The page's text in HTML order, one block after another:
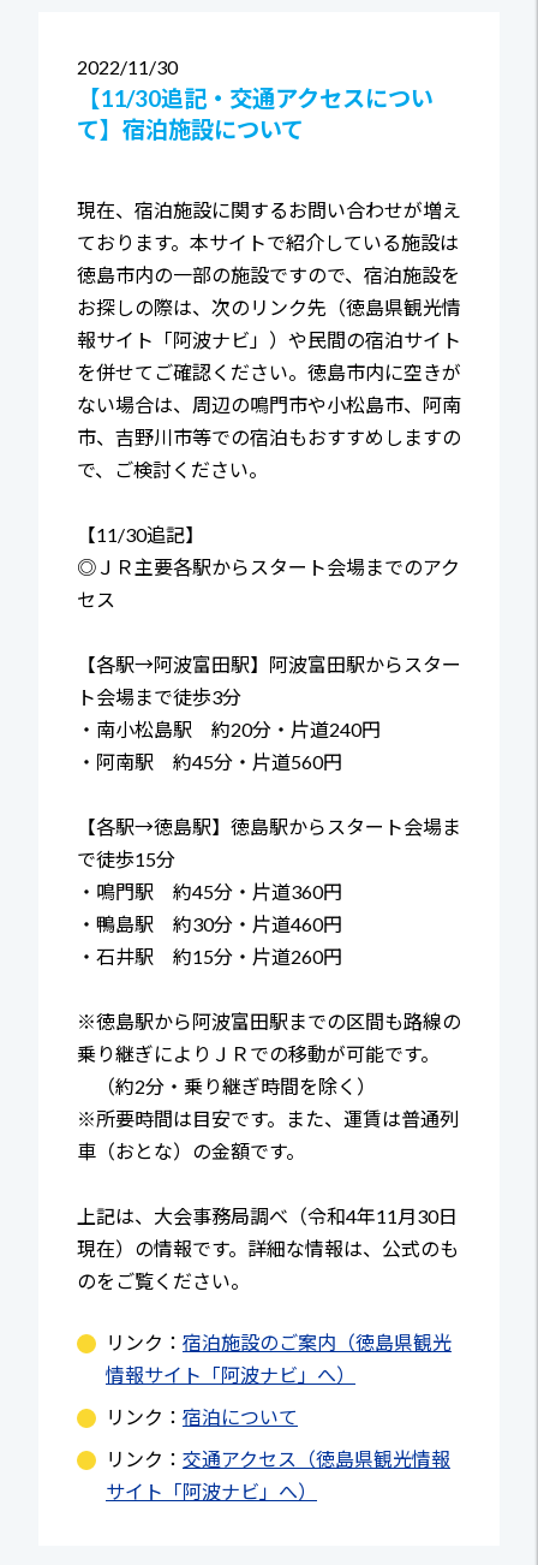
2022 11/30
【11/30追記・交通アクセスについ
て】宿泊施設について
現在、宿泊施設に関するお問い合わせが増え
ております。本サイトで紹介している施設は
徳島市内の一部の施設ですので、宿泊施設を
お探しの際は、次のリンク先（徳島県観光情
報サイト「阿波ナビ」）や民間の宿泊サイト
を併せてご確認ください。徳島市内に空きが
ない場合は、周辺の鳴門市や小松島市、阿南
市、吉野川市等での宿泊もおすすめしますの
で、ご検討ください。
【11/30追記】
◎ＪＲ主要各駅からスタート会場までのアク
セス
【各駅→阿波富田駅】阿波富田駅からスター
ト会場まで徒歩3分
・南小松島駅 約20分・片道240円
・阿南駅 約45分・片道560円
【各駅→徳島駅】徳島駅からスタート会場ま
で徒歩15分
・鳴門駅 約45分・片道360円
・鴨島駅 約30分・片道460円
・石井駅 約15分・片道260円
※徳島駅から阿波富田駅までの区間も路線の
乗り継ぎによりＪＲでの移動が可能です。
（約2分・乗り継ぎ時間を除く）
※所要時間は目安です。また、運賃は普通列
車（おとな）の金額です。
上記は、大会事務局調べ（令和4年11月30日
現在）の情報です。詳細な情報は、公式のも
のをご覧ください。
リンク： 宿泊施設のご案内（徳島県観光
情報サイト「阿波ナビ」へ）
リンク： 宿泊について
リンク： 交通アクセス（徳島県観光情報
サイト「阿波ナビ」へ）